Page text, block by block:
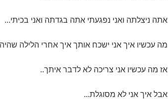
אתה ניצלתה ואני נפגעתי אתה בגדתה ואני בכיתי...
מה עכשיו איך אני ישכח אותך איך אחרי הלילה
אז מה עכשיו אני צריכה לא לדבר איתך..
אבל איך אני לא מסוגלת...